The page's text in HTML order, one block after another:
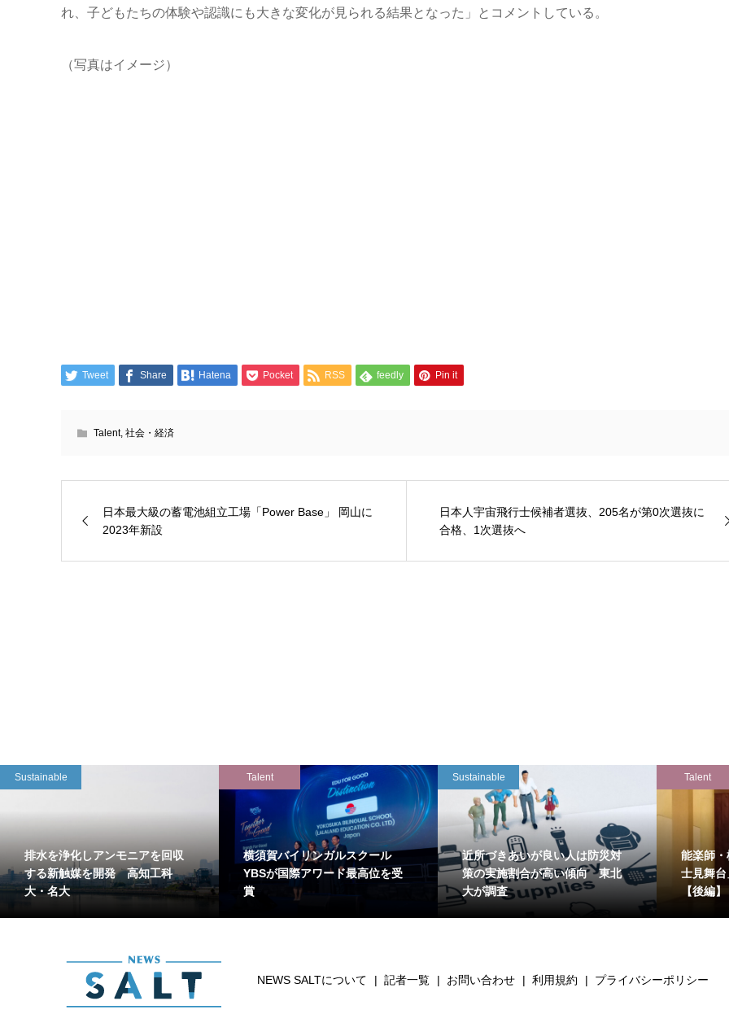
れ、子どもたちの体験や認識にも大きな変化が見られる結果となった」とコメントしている。
（写真はイメージ）
Tweet Share Hatena Pocket RSS feedly Pin it
Talent, 社会・経済
日本最大級の蓄電池組立工場「Power Base」 岡山に
2023年新設
日本人宇宙飛行士候補者選抜、205名が第0次選抜に
合格、1次選抜へ
Sustainable
排水を浄化しアンモニアを回収
する新触媒を開発 高知工科
大・名大
Talent
横須賀バイリンガルスクール
YBSが国際アワード最高位を受
賞
Sustainable
近所づきあいが良い人は防災対
策の実施割合が高い傾向 東北
大が調査
Talent
能楽師
士見舞
【後編】
NEWS SALTについて 記者一覧 お問い合わせ 利用規約 プライバシーポリシー